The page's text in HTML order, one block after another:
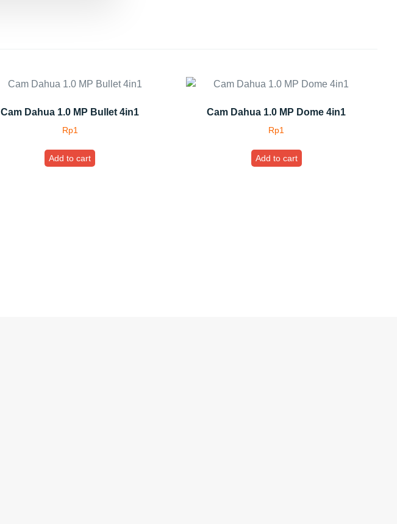
Cam Dahua 1.0 MP Bullet 4in1
Rp1
Add to cart
Cam Dahua 1.0 MP Dome 4in1
Rp1
Add to cart